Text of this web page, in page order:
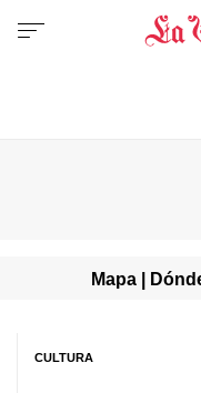
Mapa |
CULTURA